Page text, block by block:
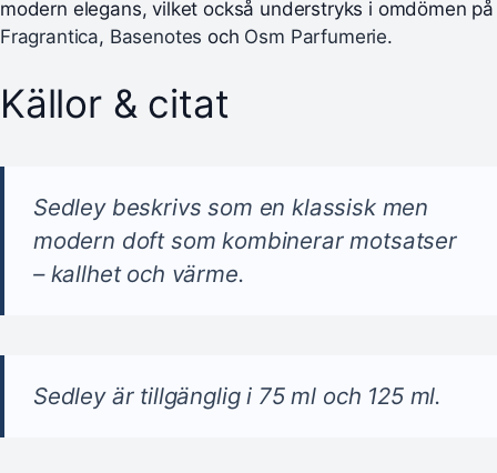
modern elegans, vilket också understryks i omdömen på
Fragrantica, Basenotes och Osm Parfumerie.
Källor & citat
Sedley beskrivs som en klassisk men
modern doft som kombinerar motsatser
– kallhet och värme.
Sedley är tillgänglig i 75 ml och 125 ml.